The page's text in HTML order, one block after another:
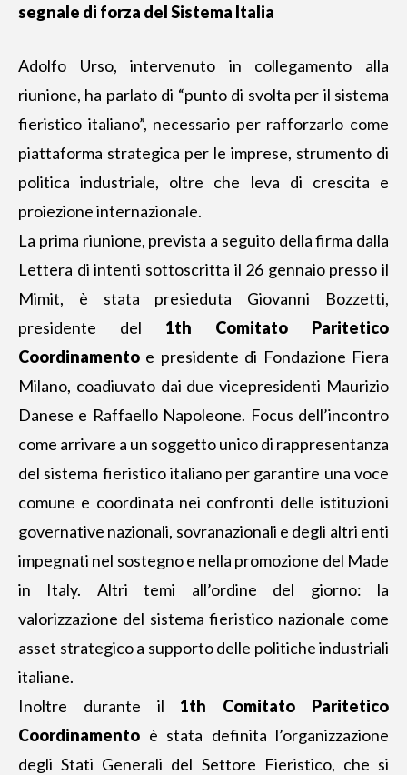
segnale di forza del Sistema Italia
Adolfo Urso, intervenuto in collegamento alla
riunione, ha parlato di “punto di svolta per il sistema
fieristico italiano”, necessario per rafforzarlo come
piattaforma strategica per le imprese, strumento di
politica industriale, oltre che leva di crescita e
proiezione internazionale.
La prima riunione, prevista a seguito della firma dalla
Lettera di intenti sottoscritta il 26 gennaiopresso il
Mimit, è stata presieduta Giovanni Bozzetti,
presidente del 1th Comitato Paritetico
Coordinamento e presidente di Fondazione Fiera
Milano, coadiuvato dai due vicepresidenti Maurizio
Danese e Raffaello Napoleone. Focus dell’incontro
come arrivare a un soggetto unico di rappresentanza
del sistema fieristico italiano per garantire una voce
comune e coordinata nei confronti delle istituzioni
governative nazionali, sovranazionali e degli altri enti
impegnati nel sostegno e nella promozione del Made
in Italy. Altri temi all’ordine del giorno: la
valorizzazione del sistema fieristico nazionale come
asset strategico a supporto delle politiche industriali
italiane.
Inoltre durante il 1th Comitato Paritetico
Coordinamento è stata definita l’organizzazione
degli Stati Generali del Settore Fieristico, che si